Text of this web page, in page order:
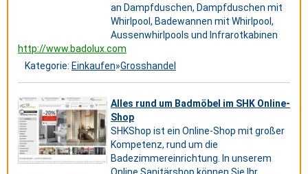
an Dampfduschen, Dampfduschen mit
Whirlpool, Badewannen mit Whirlpool,
Aussenwhirlpools und Infrarotkabinen
http://www.badolux.com
Kategorie: Einkaufen»Grosshandel
Alles rund um Badmöbel im SHK Online-
Shop
SHKShop ist ein Online-Shop mit großer
Kompetenz, rund um die
Badezimmereinrichtung. In unserem